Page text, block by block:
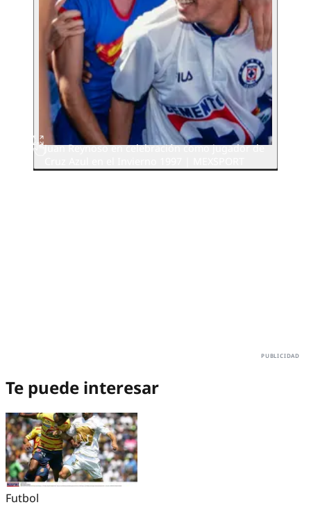
Juan Reynoso en celebración como jugador de
Te puede interesar
Futbol